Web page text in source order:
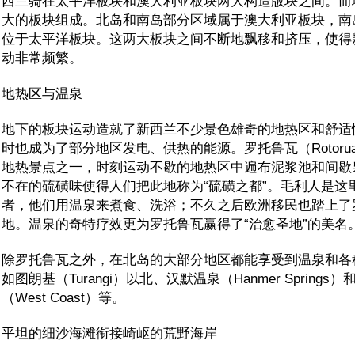
大的板块组成。北岛和南岛部分区域属于澳大利亚板块，
位于太平洋板块。这两大板块之间不断地飘移和挤压，使
动非常频繁。
地热区与温泉
地下的板块运动造就了新西兰不少景色雄奇的地热区和舒
时也成为了部分地区发电、供热的能源。罗托鲁瓦（
地热景点之一，时刻运动不歇的地热区中遍布泥浆池和间
不在的硫磺味使得人们把此地称为“硫磺之都”。毛利人是这
者，他们用温泉来煮食、洗浴；不久之后欧洲移民也踏上
地。温泉的奇特疗效更为罗托鲁瓦赢得了“治愈圣地”的美名
除罗托鲁瓦之外，在北岛的大部分地区都能享受到温泉和
如图朗基（Turangi）以北、汉默温泉（Hanmer Springs）
（West Coast）等。
平坦的细沙海滩衔接崎岖的荒野海岸